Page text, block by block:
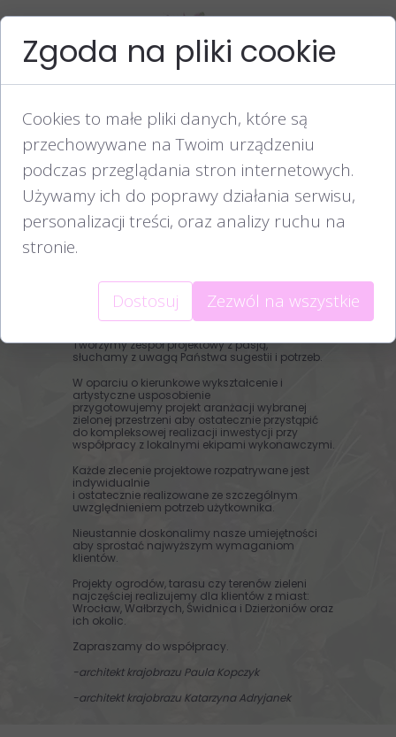
Architekci krajobrazu Wrocław
O nas
Tworzymy zespół projektowy z pasją,
słuchamy z uwagą Państwa sugestii i potrzeb. ​
W oparciu o kierunkowe wykształcenie i
artystyczne usposobienie
przygotowujemy projekt aranżacji wybranej
zielonej przestrzeni aby ostatecznie przystąpić
do kompleksowej realizacji inwestycji przy
współpracy z lokalnymi ekipami wykonawczymi.
Każde zlecenie projektowe rozpatrywane jest
indywidualnie
i ostatecznie realizowane ze szczególnym
uwzględnieniem potrzeb użytkownika.
​Nieustannie doskonalimy nasze umiejętności
aby sprostać najwyższym wymaganiom
klientów.​ ​
Projekty ogrodów, tarasu czy terenów zieleni
najczęściej realizujemy dla klientów z miast:
Wrocław, Wałbrzych, Świdnica i Dzierżoniów oraz
ich okolic.
Zapraszamy do współpracy.
-architekt krajobrazu Paula Kopczyk
-architekt krajobrazu Katarzyna Adryjanek
Zgoda na pliki cookie
Cookies to małe pliki danych, które są
przechowywane na Twoim urządzeniu
podczas przeglądania stron internetowych.
Używamy ich do poprawy działania serwisu,
personalizacji treści, oraz analizy ruchu na
stronie.
Dostosuj Zezwól na wszystkie